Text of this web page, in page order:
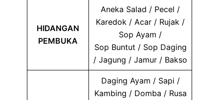
HIDANGAN
PEMBUKA
Aneka Salad / Pecel /
Karedok / Acar / Rujak /
Sop Ayam /
Sop Buntut / Sop Daging
/ Jagung / Jamur / Bakso
Daging Ayam / Sapi /
Kambing / Domba / Rusa